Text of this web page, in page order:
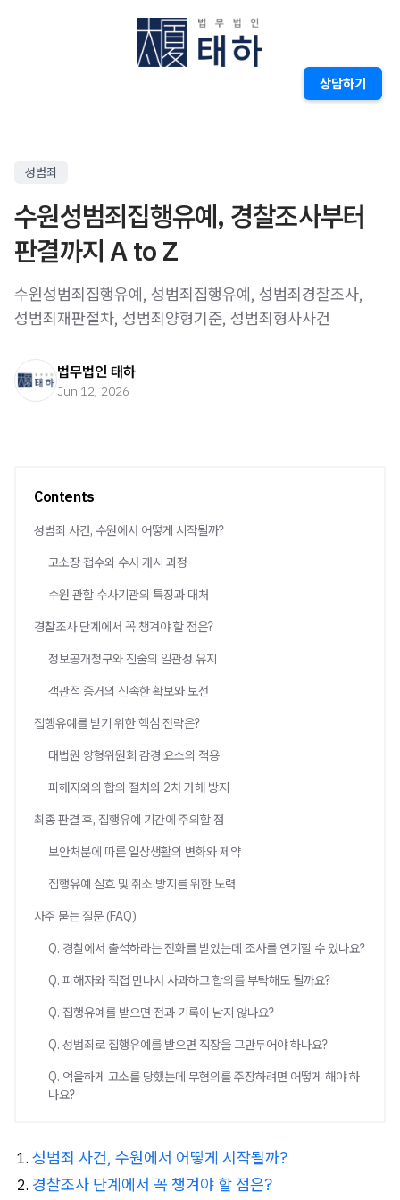
상담하기
성범죄
수원성범죄집행유예, 경찰조사부터
판결까지 A to Z
수원성범죄집행유예, 성범죄집행유예, 성범죄경찰조사,
성범죄재판절차, 성범죄양형기준, 성범죄형사사건
법무법인 태하
Jun 12, 2026
Contents
성범죄 사건, 수원에서 어떻게 시작될까?
고소장 접수와 수사 개시 과정
수원 관할 수사기관의 특징과 대처
경찰조사 단계에서 꼭 챙겨야 할 점은?
정보공개청구와 진술의 일관성 유지
객관적 증거의 신속한 확보와 보전
집행유예를 받기 위한 핵심 전략은?
대법원 양형위원회 감경 요소의 적용
피해자와의 합의 절차와 2차 가해 방지
최종 판결 후, 집행유예 기간에 주의할 점
보안처분에 따른 일상생활의 변화와 제약
집행유예 실효 및 취소 방지를 위한 노력
자주 묻는 질문 (FAQ)
Q. 경찰에서 출석하라는 전화를 받았는데 조사를 연기할 수 있나요?
Q. 피해자와 직접 만나서 사과하고 합의를 부탁해도 될까요?
Q. 집행유예를 받으면 전과 기록이 남지 않나요?
Q. 성범죄로 집행유예를 받으면 직장을 그만두어야 하나요?
Q. 억울하게 고소를 당했는데 무혐의를 주장하려면 어떻게 해야 하
나요?
성범죄 사건, 수원에서 어떻게 시작될까?
경찰조사 단계에서 꼭 챙겨야 할 점은?